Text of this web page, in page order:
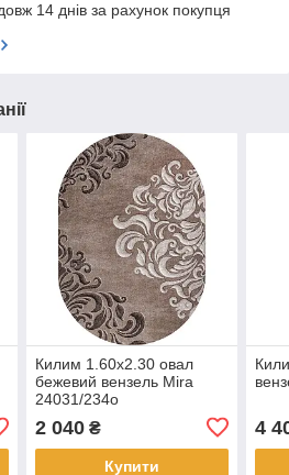
14 днів за рахунок покупця
Килим 1.60х2.30 овал
бежевий вензель Mira
24031/234о
2 040₴
Купити
4